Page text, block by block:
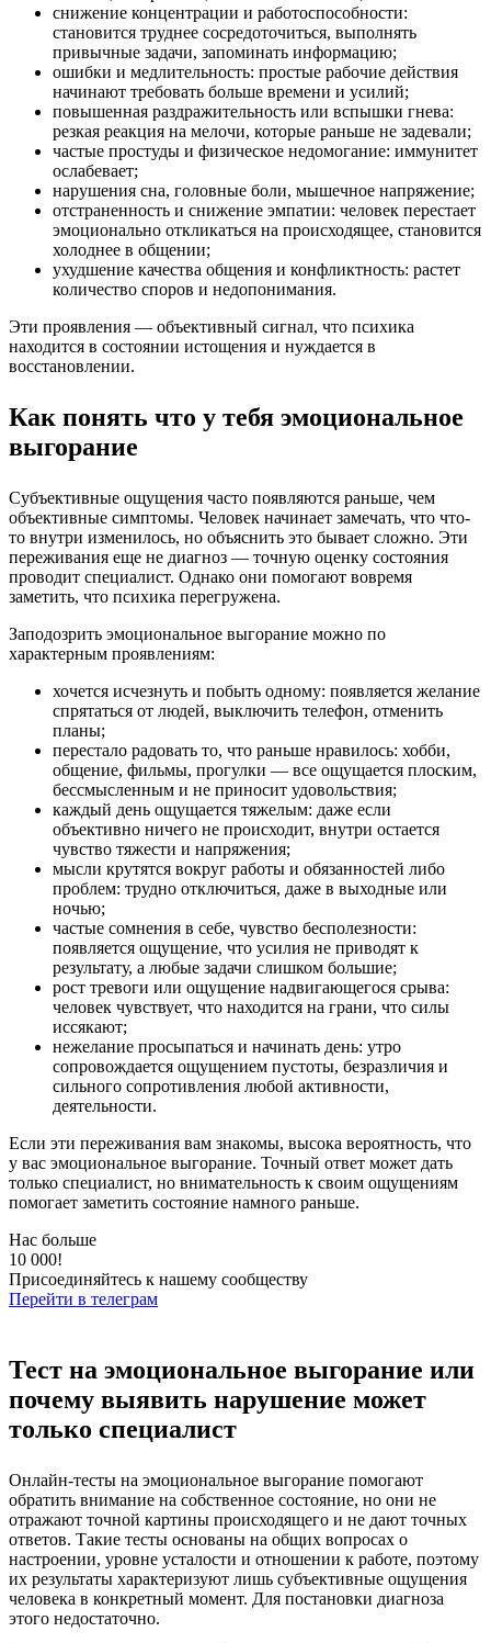
снижение концентрации и работоспособности:
становится труднее сосредоточиться, выполнять
привычные задачи, запоминать информацию;
ошибки и медлительность: простые рабочие действия
начинают требовать больше времени и усилий;
повышенная раздражительность или вспышки гнева:
резкая реакция на мелочи, которые раньше не задевали;
частые простуды и физическое недомогание: иммунитет
ослабевает;
нарушения сна, головные боли, мышечное напряжение;
отстраненность и снижение эмпатии: человек перестает
эмоционально откликаться на происходящее, становится
холоднее в общении;
ухудшение качества общения и конфликтность: растет
количество споров и недопонимания.
Эти проявления — объективный сигнал, что психика
находится в состоянии истощения и нуждается в
восстановлении.
Как понять что у тебя эмоциональное
выгорание
Субъективные ощущения часто появляются раньше, чем
объективные симптомы. Человек начинает замечать, что что-
то внутри изменилось, но объяснить это бывает сложно. Эти
переживания еще не диагноз — точную оценку состояния
проводит специалист. Однако они помогают вовремя
заметить, что психика перегружена.
Заподозрить эмоциональное выгорание можно по
характерным проявлениям:
хочется исчезнуть и побыть одному: появляется желание
спрятаться от людей, выключить телефон, отменить
планы;
перестало радовать то, что раньше нравилось: хобби,
общение, фильмы, прогулки — все ощущается плоским,
бессмысленным и не приносит удовольствия;
каждый день ощущается тяжелым: даже если
объективно ничего не происходит, внутри остается
чувство тяжести и напряжения;
мысли крутятся вокруг работы и обязанностей либо
проблем: трудно отключиться, даже в выходные или
ночью;
частые сомнения в себе, чувство бесполезности:
появляется ощущение, что усилия не приводят к
результату, а любые задачи слишком большие;
рост тревоги или ощущение надвигающегося срыва:
человек чувствует, что находится на грани, что силы
иссякают;
нежелание просыпаться и начинать день: утро
сопровождается ощущением пустоты, безразличия и
сильного сопротивления любой активности,
деятельности.
Если эти переживания вам знакомы, высока вероятность, что
у вас эмоциональное выгорание. Точный ответ может дать
только специалист, но внимательность к своим ощущениям
помогает заметить состояние намного раньше.
Нас больше
10 000!
Присоединяйтесь к нашему сообществу
Перейти в телеграм
Тест на эмоциональное выгорание или
почему выявить нарушение может
только специалист
Онлайн-тесты на эмоциональное выгорание помогают
обратить внимание на собственное состояние, но они не
отражают точной картины происходящего и не дают точных
ответов. Такие тесты основаны на общих вопросах о
настроении, уровне усталости и отношении к работе, поэтому
их результаты характеризуют лишь субъективные ощущения
человека в конкретный момент. Для постановки диагноза
этого недостаточно.